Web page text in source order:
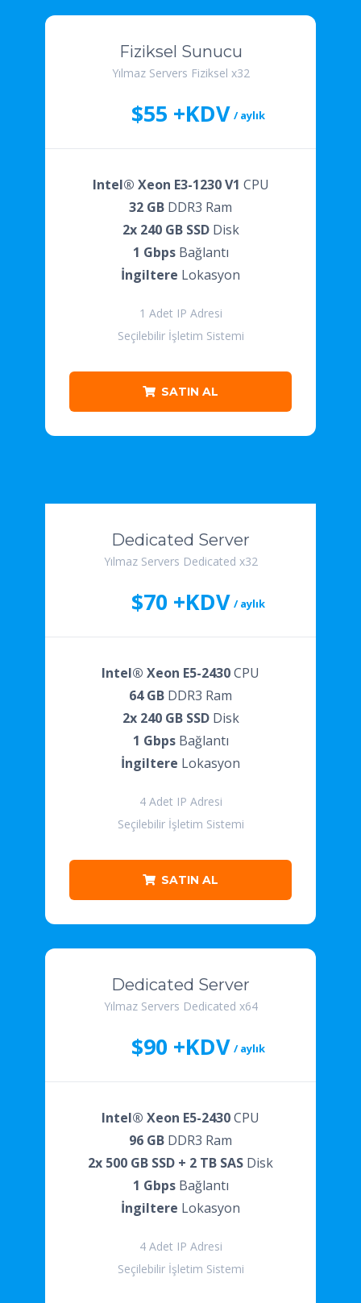
Fiziksel Sunucu
Yılmaz Servers Fiziksel x32
$55 +KDV / aylık
Intel® Xeon E3-1230 V1 CPU
32 GB DDR3 Ram
2x 240 GB SSDDisk
1 GbpsBağlantı
İngiltere Lokasyon
1 Adet IP Adresi
Seçilebilir İşletim Sistemi
SATIN AL
Dedicated Server
Yılmaz Servers Dedicated x32
$70 +KDV / aylık
Intel® Xeon E5-2430CPU
64 GB DDR3 Ram
2x 240 GB SSDDisk
1 GbpsBağlantı
İngiltere Lokasyon
4 Adet IP Adresi
Seçilebilir İşletim Sistemi
SATIN AL
Dedicated Server
Yılmaz Servers Dedicated x64
$90 +KDV / aylık
Intel® Xeon E5-2430CPU
96 GB DDR3 Ram
2x 500 GB SSD + 2 TB SAS Disk
1 GbpsBağlantı
İngiltere Lokasyon
4 Adet IP Adresi
Seçilebilir İşletim Sistemi